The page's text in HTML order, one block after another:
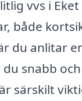
vvs i
både
du anlitar
snabb
särskilt